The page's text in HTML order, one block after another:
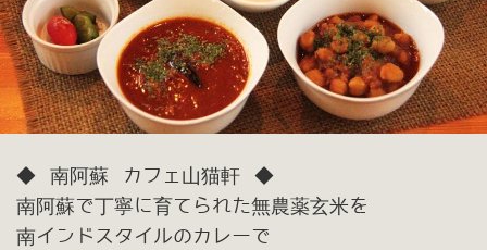
◆ 南阿蘇 カフェ山猫軒 ◆
南阿蘇で丁寧に育てられた無農薬玄米を
南インドスタイルのカレーで